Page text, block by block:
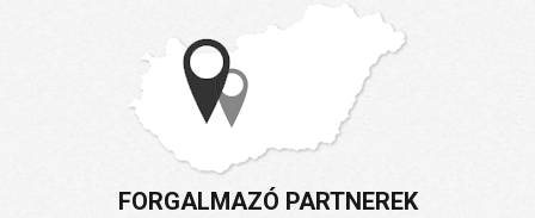
FORGALMAZÓ PARTNEREK